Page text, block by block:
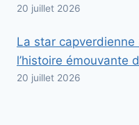
20 juillet 2026
La star
l’histoire émouvante
20 juillet 2026